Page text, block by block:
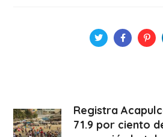
Registra
71.9 por ciento